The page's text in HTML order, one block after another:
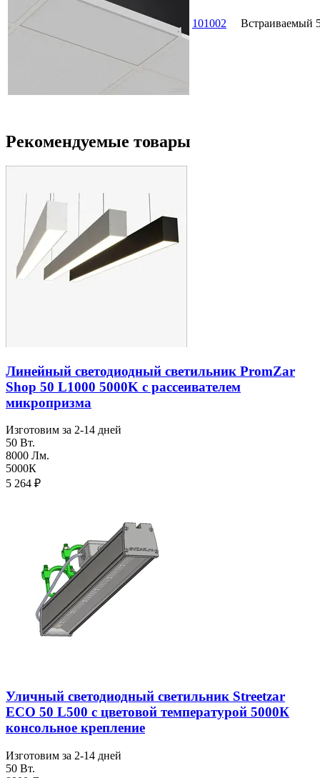
101002 Встраиваемый
Рекомендуемые товары
Линейный светодиодный светильник PromZar
Shop 50 L1000 5000K с рассеивателем
микропризма
Изготовим за 2-14 дней
50 Вт.
8000 Лм.
5000К
5 264 ₽
Уличный светодиодный светильник Streetzar
ECO 50 L500 с цветовой температурой 5000К
консольное крепление
Изготовим за 2-14 дней
50 Вт.